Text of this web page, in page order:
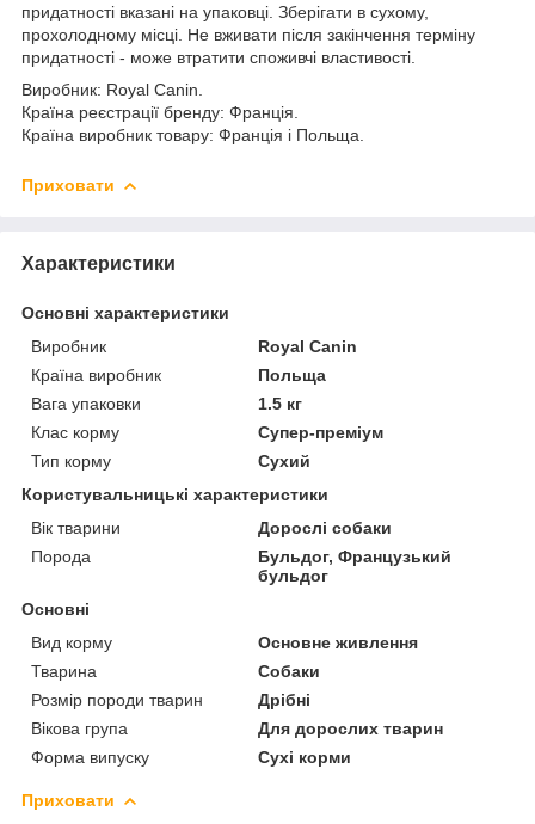
придатності вказані на упаковці. Зберігати в сухому,
прохолодному місці. Не вживати після закінчення терміну
придатності - може втратити споживчі властивості.
Виробник: Royal Canin.
Країна реєстрації бренду: Франція.
Країна виробник товару: Франція і Польща.
Приховати
Характеристики
Основні характеристики
Виробник
Royal Canin
Країна виробник
Польща
Вага упаковки
1.5 кг
Клас корму
Супер-преміум
Тип корму
Сухий
Користувальницькі характеристики
Вік тварини
Дорослі собаки
Порода
Бульдог, Французький
бульдог
Основні
Вид корму
Основне живлення
Тварина
Собаки
Розмір породи тварин
Дрібні
Вікова група
Для дорослих тварин
Форма випуску
Сухі корми
Приховати